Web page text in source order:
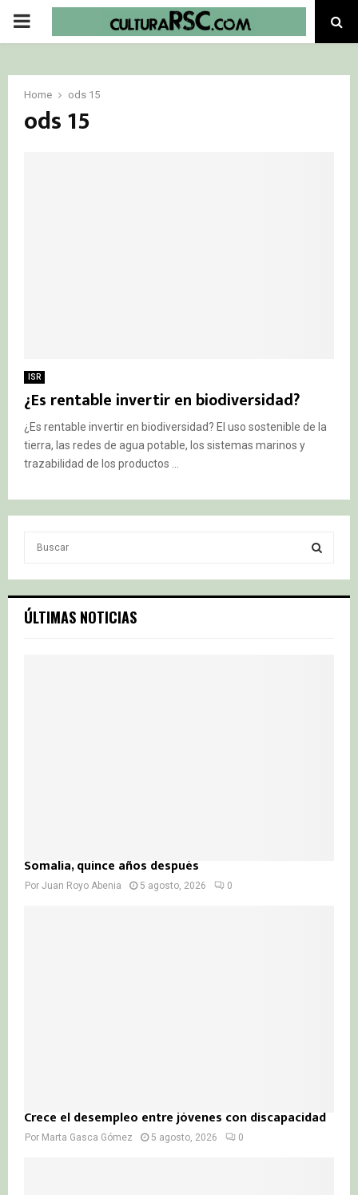
PRIMARY
Home ods 15
ods 15
ISR
¿Es rentable invertir en biodiversidad?
¿Es rentable invertir en biodiversidad? El uso sostenible de la
tierra, las redes de agua potable, los sistemas marinos y
trazabilidad de los productos ...
c
h
S
ÚLTIMAS NOTICIAS
Somalia, quince años después
Por Juan Royo Abenia 5 agosto, 2026 0
Crece el desempleo entre jóvenes con discapacidad
Por Marta Gasca Gómez 5 agosto, 2026 0